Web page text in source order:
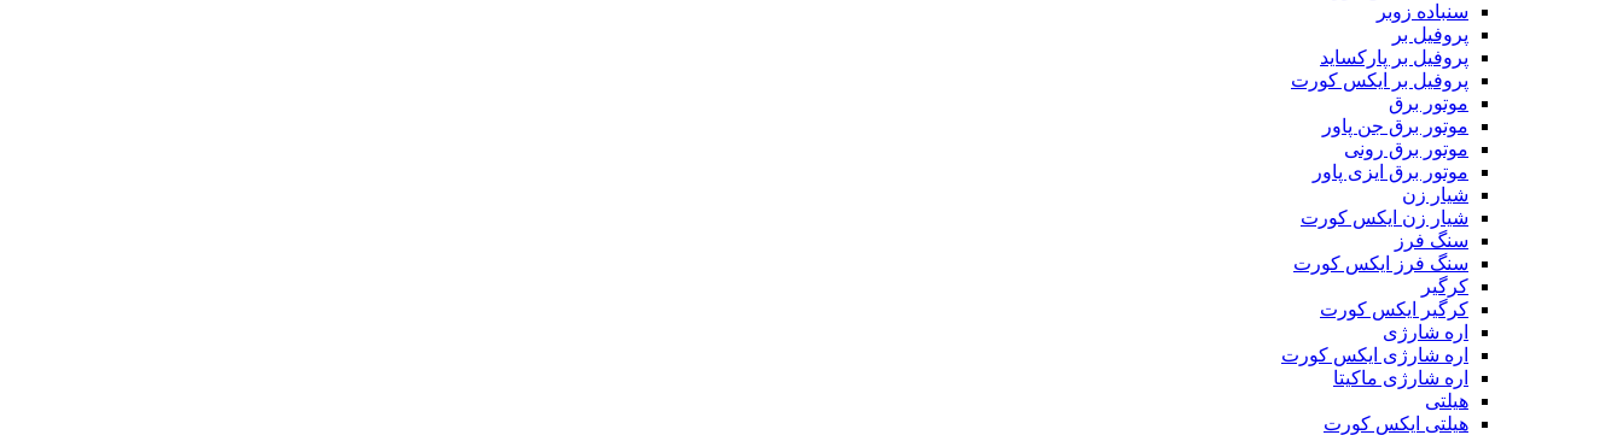
سنباده زوبر
پروفیل بر
پروفیل بر پارکساید
پروفیل بر ایکس کورت
موتور برق
موتور برق جن پاور
موتور برق رونی
موتور برق ایزی پاور
شیار زن
شیار زن ایکس کورت
سنگ فرز
سنگ فرز ایکس کورت
کرگیر
کرگیر ایکس کورت
اره شارژی
اره شارژی ایکس کورت
اره شارژی ماکیتا
هیلتی
هیلتی ایکس کورت